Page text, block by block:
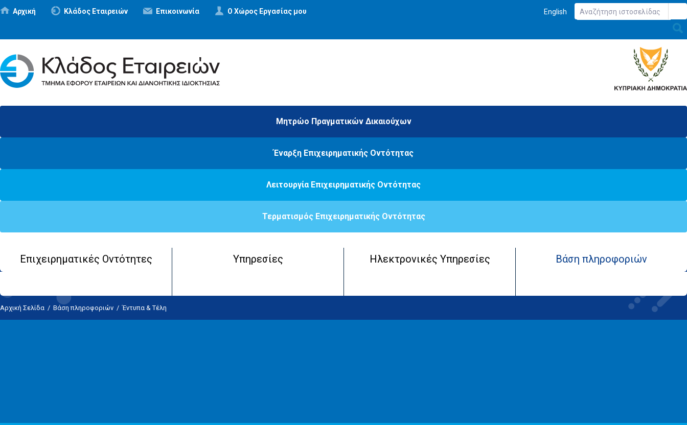
Αρχική Κλάδος Εταιρειών Επικοινωνία Ο Χώρος Εργασίας μου English
Μητρώο Πραγματικών Δικαιούχων
Έναρξη Επιχειρηματικής Οντότητας
Λειτουργία Επιχειρηματικής Οντότητας
Τερματισμός Επιχειρηματικής Οντότητας
Μητρώο Πραγματικών Δικαιούχων
Επιχειρηματικές Οντότητες Υπηρεσίες Ηλεκτρονικές Υπηρεσίες Βάση πληροφοριών
Αρχική Σελίδα / Βάση πληροφοριών /Έντυπα & Τέλη